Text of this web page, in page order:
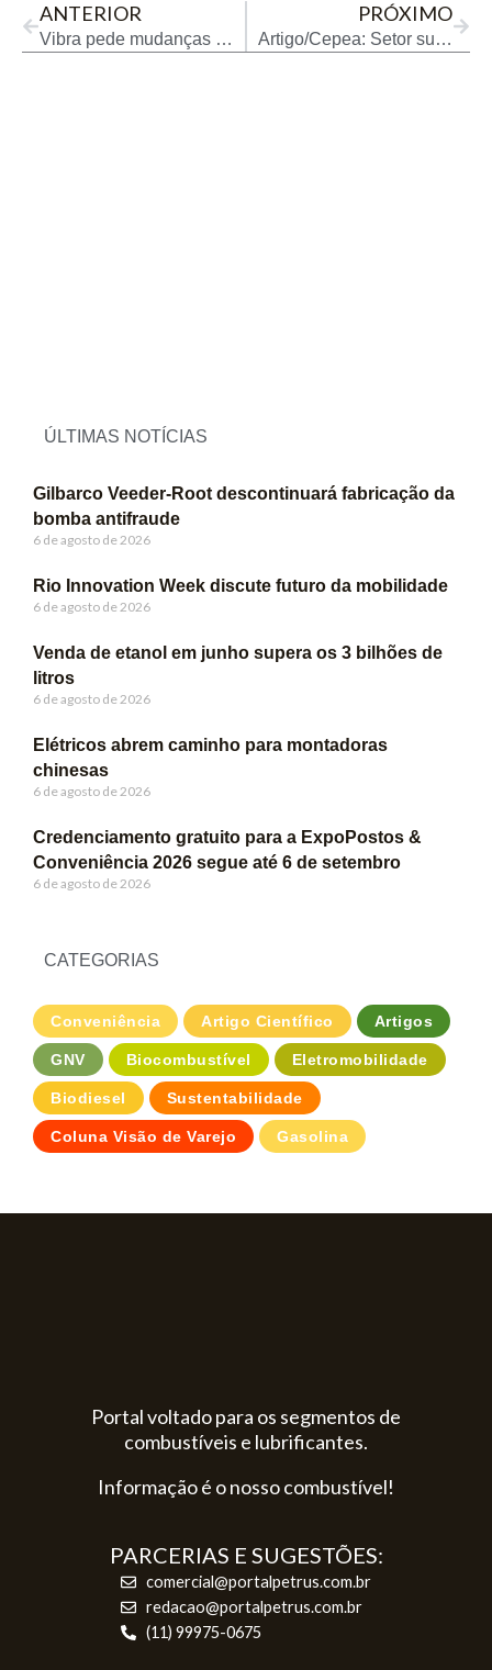
ANTERIOR
Vibra pede mudanças no Renovabio e quer transferir as metas aos produtores e importadores
PRÓXIMO
Artigo/Cepea: Setor sucroenergético busca elevar demanda por etanol biocombustível
ÚLTIMAS NOTÍCIAS
Gilbarco Veeder-Root descontinuará fabricação da
bomba antifraude
6 de agosto de 2026
Rio Innovation Week discute futuro da mobilidade
6 de agosto de 2026
Venda de etanol em junho supera os 3 bilhões de
litros
6 de agosto de 2026
Elétricos abrem caminho para montadoras
chinesas
6 de agosto de 2026
Credenciamento gratuito para a ExpoPostos &
Conveniência 2026 segue até 6 de setembro
6 de agosto de 2026
CATEGORIAS
Conveniência Artigo Científico Artigos
GNV Biocombustível Eletromobilidade
Biodiesel Sustentabilidade
Coluna Visão de Varejo Gasolina
Portal voltado para os segmentos de
combustíveis e lubrificantes.
Informação é o nosso combustível!
PARCERIAS E SUGESTÕES:
comercial@portalpetrus.com.br
redacao@portalpetrus.com.br
(11) 99975-0675